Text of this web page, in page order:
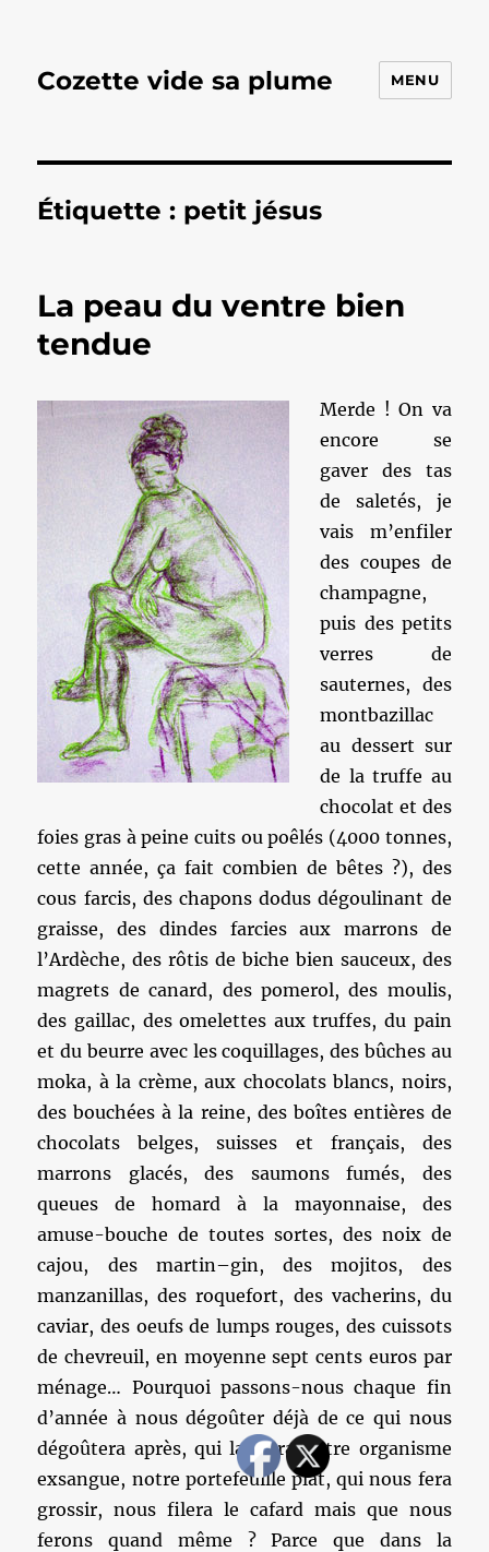
Cozette vide sa plume MENU
Étiquette : petit jésus
La peau du ventre bien
tendue
Merde ! On va
encore se
gaver des tas
de saletés, je
vais m’enfiler
des coupes de
champagne,
puis des petits
verres de
sauternes, des
montbazillac
au dessert sur
de la truffe au
chocolat et des
foies gras à peine cuits ou poêlés (4000 tonnes,
cette année, ça fait combien de bêtes ?), des
cous farcis, des chapons dodus dégoulinant de
graisse, des dindes farcies aux marrons de
l’Ardèche, des rôtis de biche bien sauceux, des
magrets de canard, des pomerol, des moulis,
des gaillac, des omelettes aux truffes, du pain
et du beurre avec les coquillages, des bûches au
moka, à la crème, aux chocolats blancs, noirs,
des bouchées à la reine, des boîtes entières de
chocolats belges, suisses et français, des
marrons glacés, des saumons fumés, des
queues de homard à la mayonnaise, des
amuse-bouche de toutes sortes, des noix de
cajou, des martin–gin, des mojitos, des
manzanillas, des roquefort, des vacherins, du
caviar, des oeufs de lumps rouges, des cuissots
de chevreuil, en moyenne sept cents euros par
ménage… Pourquoi passons-nous chaque fin
d’année à nous dégoûter déjà de ce qui nous
dégoûtera après, qui laissera notre organisme
exsangue, notre portefeuille plat, qui nous fera
grossir, nous filera le cafard mais que nous
ferons quand même ? Parce que dans la